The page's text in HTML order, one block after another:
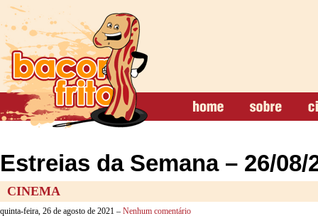
Estreias da Semana – 26/08/
CINEMA
quinta-feira, 26 de agosto de 2021 – Nenhum comentário